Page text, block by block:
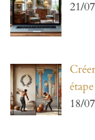
21/
étape
18/